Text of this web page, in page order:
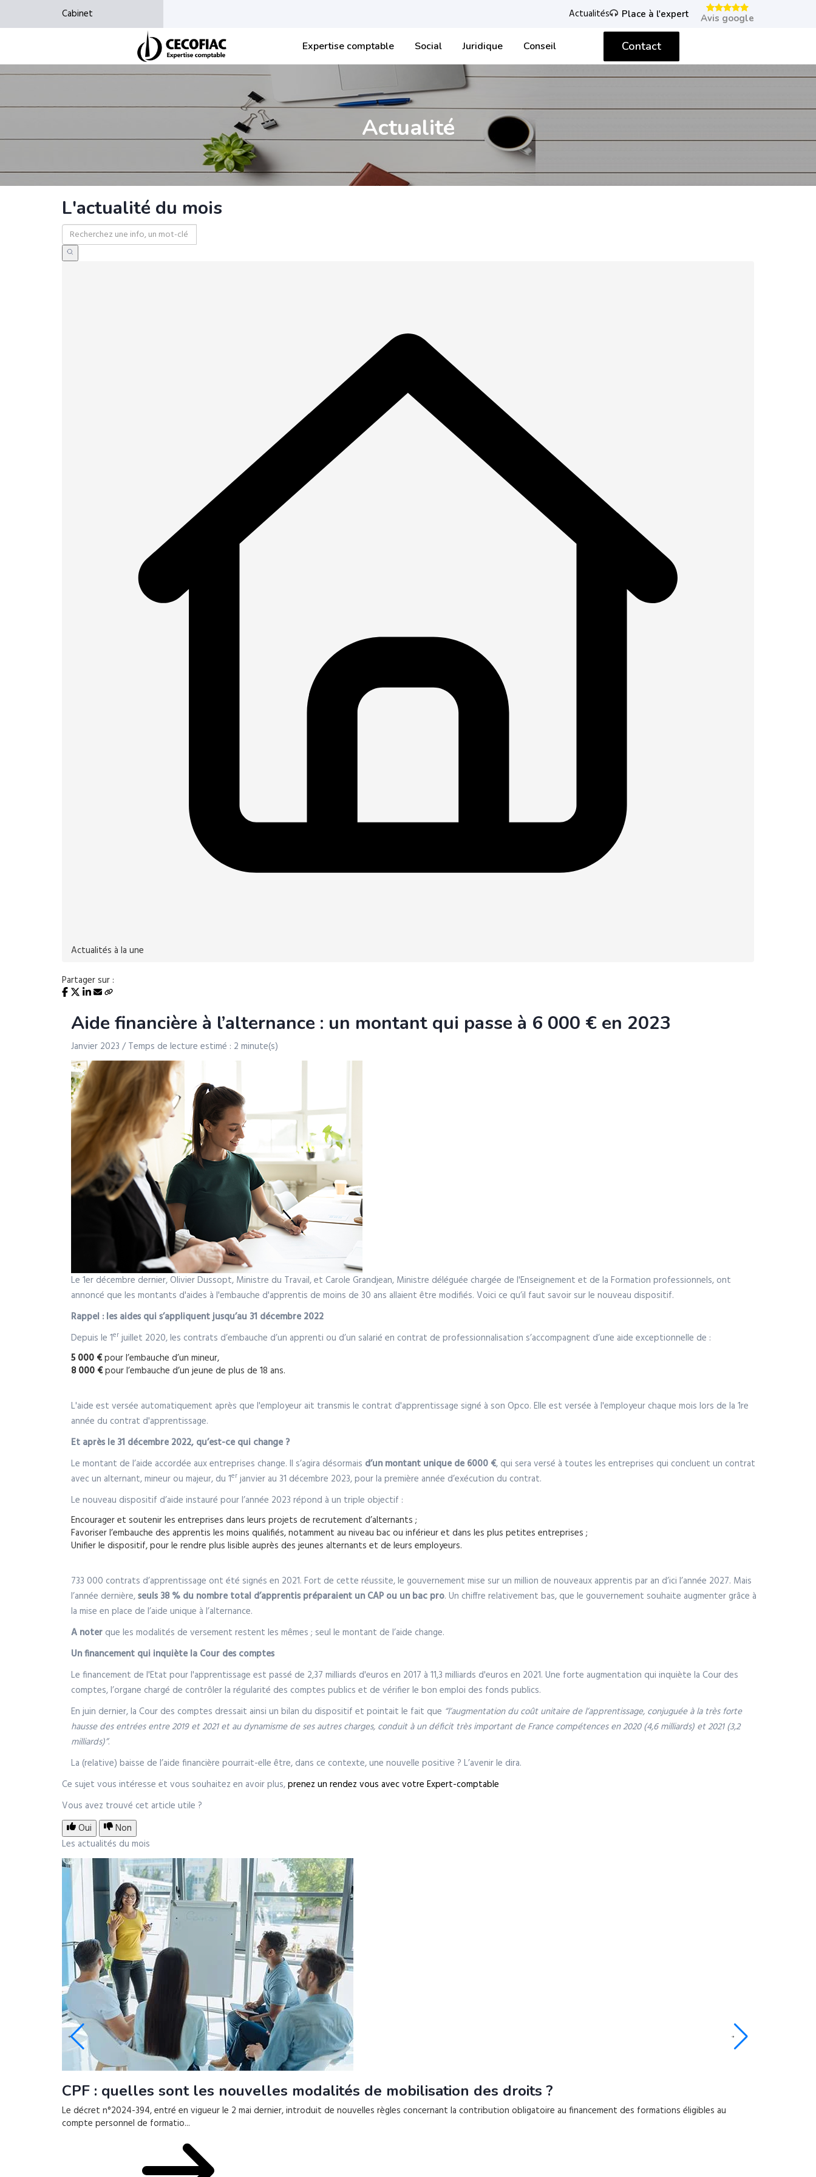
Cabinet Actualités Place à l'expert Avis google
Expertise comptable Social Juridique Conseil Contact
Actualité
L'actualité du mois
Actualités à la une
Partager sur :
Aide financière à l’alternance : un montant qui passe à 6 000 € en 2023
Janvier 2023 / Temps de lecture estimé : 2 minute(s)
Le 1er décembre dernier, Olivier Dussopt, Ministre du Travail, et Carole Grandjean, Ministre déléguée chargée de l'Enseignement et de la Formation professionnels, ont
annoncé que les montants d'aides à l'embauche d'apprentis de moins de 30 ans allaient être modifiés. Voici ce qu’il faut savoir sur le nouveau dispositif.
Rappel : les aides qui s’appliquent jusqu’au 31 décembre 2022
Depuis le 1erjuillet 2020, les contrats d’embauche d’un apprenti ou d’un salarié en contrat de professionnalisation s’accompagnent d’une aide exceptionnelle de :
5 000 €pour l’embauche d’un mineur,
8 000 €pour l’embauche d’un jeune de plus de 18 ans.
L'aide est versée automatiquement après que l'employeur ait transmis le contrat d'apprentissage signé à son Opco. Elle est versée à l'employeur chaque mois lors de la 1re
année du contrat d'apprentissage.
Et après le 31 décembre 2022, qu’est-ce qui change ?
Le montant de l’aide accordée aux entreprises change. Il s’agira désormais d’un montant unique de 6000 €, qui sera versé à toutes les entreprises qui concluent un contrat
avec un alternant, mineur ou majeur, du 1erjanvier au 31 décembre 2023, pour la première année d’exécution du contrat.
Le nouveau dispositif d’aide instauré pour l’année 2023 répond à un triple objectif :
Encourager et soutenir les entreprises dans leurs projets de recrutement d’alternants ;
Favoriser l’embauche des apprentis les moins qualifiés, notamment au niveau bac ou inférieur et dans les plus petites entreprises ;
Unifier le dispositif, pour le rendre plus lisible auprès des jeunes alternants et de leurs employeurs.
733 000 contrats d’apprentissage ont été signés en 2021. Fort de cette réussite, le gouvernement mise sur un million de nouveaux apprentis par an d’ici l’année 2027. Mais
l’année dernière,seuls 38 % du nombre total d’apprentis préparaient un CAP ou un bac pro. Un chiffre relativement bas, que le gouvernement souhaite augmenter grâce à
la mise en place de l’aide unique à l’alternance.
A noter que les modalités de versement restent les mêmes ; seul le montant de l’aide change.
Un financement qui inquiète la Cour des comptes
Le financement de l'Etat pour l'apprentissage est passé de 2,37 milliards d'euros en 2017 à 11,3 milliards d'euros en 2021. Une forte augmentation qui inquiète la Cour des
comptes, l’organe chargé de contrôler la régularité des comptes publics et de vérifier le bon emploi des fonds publics.
En juin dernier, la Cour des comptes dressait ainsi un bilan du dispositif et pointait le fait que “l’augmentation du coût unitaire de l’apprentissage, conjuguée à la très forte
hausse des entrées entre 2019 et 2021 et au dynamisme de ses autres charges, conduit à un déficit très important de France compétences en 2020 (4,6 milliards) et 2021 (3,2
milliards)”.
La (relative) baisse de l’aide financière pourrait-elle être, dans ce contexte, une nouvelle positive ? L’avenir le dira.
Ce sujet vous intéresse et vous souhaitez en avoir plus,prenez un rendez vous avec votre Expert-comptable
Vous avez trouvé cet article utile ?
Oui
Non
Les actualités du mois
CPF : quelles sont les nouvelles modalités de mobilisation des droits ?
Le décret n°2024-394, entré en vigueur le 2 mai dernier, introduit de nouvelles règles concernant la contribution obligatoire au financement des formations éligibles au
compte personnel de formatio...